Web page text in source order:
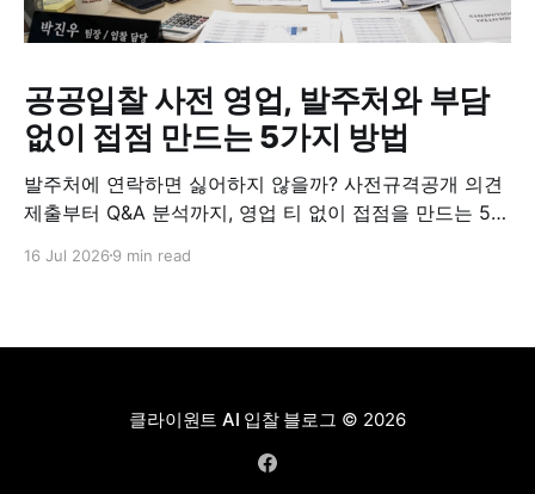
공공입찰 사전 영업, 발주처와 부담
없이 접점 만드는 5가지 방법
발주처에 연락하면 싫어하지 않을까? 사전규격공개 의견
제출부터 Q&A 분석까지, 영업 티 없이 접점을 만드는 5가
16 Jul 2026 9 min read
클라이원트 AI 입찰 블로그 © 2026